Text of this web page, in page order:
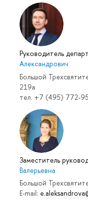
Руководитель
Александрович
Большой
219a
тел. +7 (495) 772-
Заместитель
Валерьевна
Большой
E-mail: